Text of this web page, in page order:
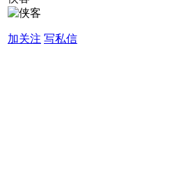
加关注 写私信